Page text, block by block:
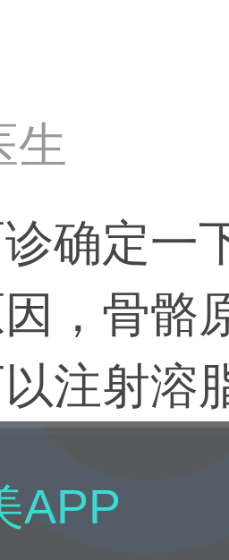
生
确定一
，骨骼
注射溶
针。
APP